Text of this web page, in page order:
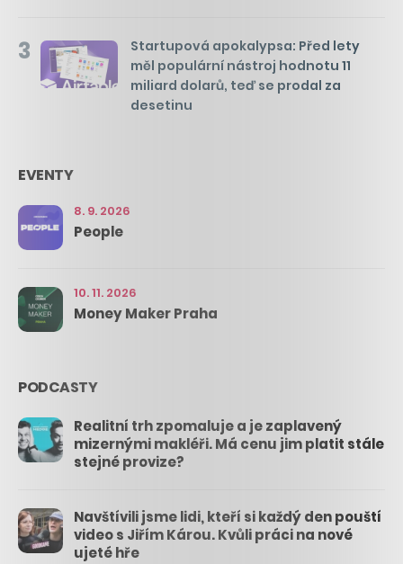
3
Startupová apokalypsa: Před lety
měl populární nástroj hodnotu 11
miliard dolarů, teď se prodal za
desetinu
EVENTY
8. 9. 2026
People
10. 11. 2026
Money Maker Praha
PODCASTY
Realitní trh zpomaluje a je zaplavený
mizernými makléři. Má cenu jim platit stále
stejné provize?
Navštívili jsme lidi, kteří si každý den pouští
video s Jiřím Károu. Kvůli práci na nové
ujeté hře